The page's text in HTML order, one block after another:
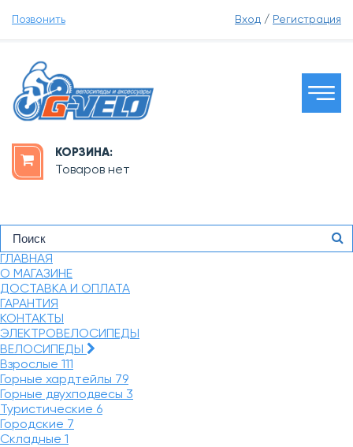
Позвонить Вход / Регистрация
КОРЗИНА:
Товаров нет
ГЛАВНАЯ
О МАГАЗИНЕ
ДОСТАВКА И ОПЛАТА
ГАРАНТИЯ
КОНТАКТЫ
ЭЛЕКТРОВЕЛОСИПЕДЫ
ВЕЛОСИПЕДЫ
Взрослые 111
Горные хардтейлы 79
Горные двухподвесы 3
Туристические 6
Городские 7
Складные 1